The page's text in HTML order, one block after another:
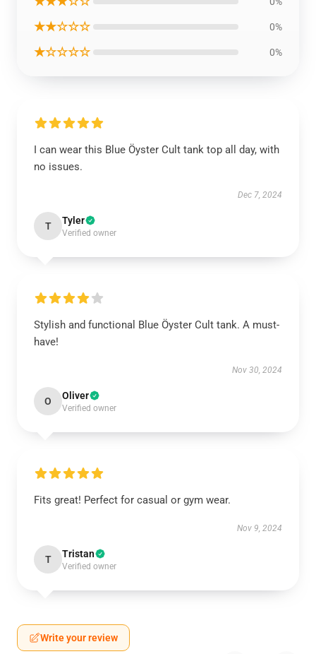
★★☆☆☆ 0%
★☆☆☆☆ 0%
I can wear this Blue Öyster Cult tank top all day, with
no issues.
Dec 7, 2024
T Tyler
Verified owner
Stylish and functional Blue Öyster Cult tank. A must-
have!
Nov 30, 2024
O Oliver
Verified owner
Fits great! Perfect for casual or gym wear.
Nov 9, 2024
T Tristan
Verified owner
Write your review